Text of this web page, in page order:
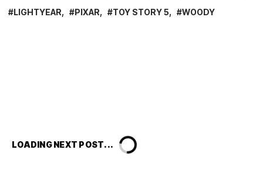
LIGHTYEAR
PIXAR TOY STORY 5 WOODY
O Diabo Veste Prada 2: